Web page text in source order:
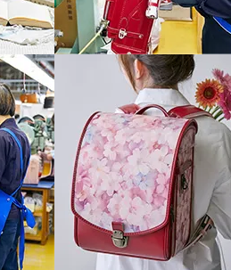
て古くから伝わる「
る「襷紋」を組み合
めに書きおこした
じめる子供たちへ
して衝撃
せることで動いた
ます。
置が安定して背中
も軽減。
ので着脱も楽に行
ら守るランド
て欲しいからラン
セルカバーもつむも
でデザイン性も損